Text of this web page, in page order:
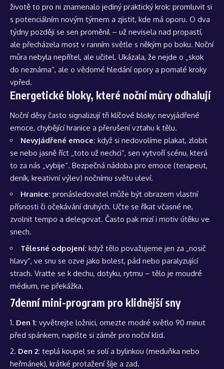
životě to pro ni znamenalo jediný praktický krok: promluvit si
s potenciálním novým týmem a zjistit, kde má oporu. O dva
týdny později se sen proměnil – už nevisela nad propastí,
ale přecházela most v ranním světle s někým po boku. Noční
můra nebyla nepřítel, ale učitel. Ukázala, že nejde o „skok
do neznáma“, ale o vědomé hledání opory a pomalé kroky
vpřed.
Energetické bloky, které noční můry odhalují
Noční děsy často signalizují tři klíčové bloky: nevyjádřené
emoce, chybějící hranice a přerušení vztahu k tělu.
Nevyjádřené emoce: když si nedovolíme plakat, zlobit
se nebo jasně říct „toto už nechci“, sen vytvoří scénu, která
to za nás „vybije“. Bezpečná nádoba pro emoce (terapeut,
deník, kreativní výlev) nočnímu světu uleví.
Hranice: pronásledovatel může být obrazem vlastní
přísnosti či očekávání druhých. Učte se říkat včasné ne,
zvolnit tempo a delegovat. Často pak mizí i motiv útěku ve
snech.
Tělesné odpojení: když tělo považujeme jen za „nosič
hlavy“, ve snu se ozve jako bolest, pád nebo paralyzující
strach. Vraťte se k dechu, dotyku, rytmu – tělo je moudré
médium, ne překážka.
7denní mini-program pro klidnější sny
Den 1: vyvětrejte ložnici, omezte modré světlo 90 minut
před spánkem, napište si záměr pro noční klid.
Den 2: teplá koupel se solí a bylinkou (meduňka nebo
heřmánek), krátké protažení šíje a zad.